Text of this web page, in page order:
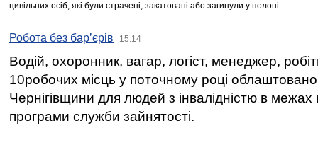
цивільних осіб, які були страчені, закатовані або загинули у полоні.
Робота без бар’єрів 15:14
Водій, охоронник, вагар, логіст, менеджер,
10робочих місць у поточному році
Чернігівщини для людей з інвалідністю в межах
програми служби зайнятості.